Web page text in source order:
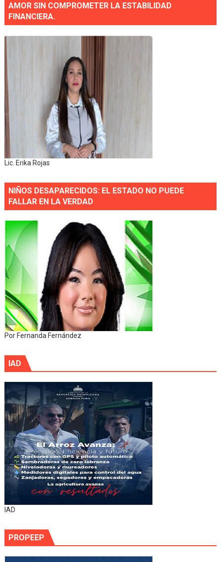
AMOR SIN COMPROMETER LA ESTABILIDAD
FINANCIERA.
Lic. Erika Rojas
NIÑOS DESAPARECIDOS: EL ESTADO NO PUEDE
FALLAR EN LA VERDAD
Por Fernanda Fernández
IAD
IAD
PROPEEP